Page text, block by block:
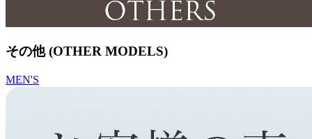
その他 (OTHER MODELS)
MEN'S